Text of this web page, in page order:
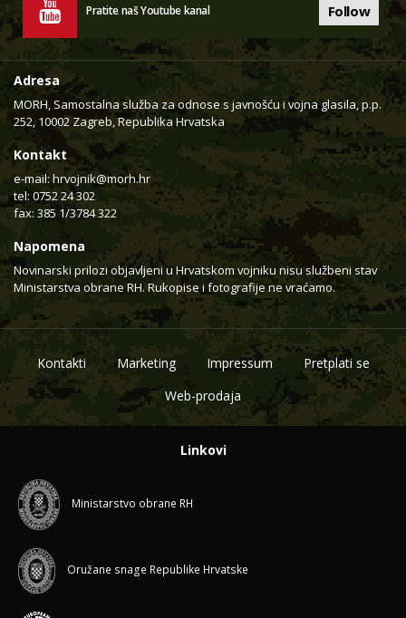
Pratite naš Youtube kanal Follow
Adresa
MORH, Samostalna služba za odnose s javnošću i vojna glasila, p.p.
252, 10002 Zagreb, Republika Hrvatska
Kontakt
e-mail: hrvojnik@morh.hr
tel: 0752 24 302
fax: 385 1/3784 322
Napomena
Novinarski prilozi objavljeni u Hrvatskom vojniku nisu službeni stav
Ministarstva obrane RH. Rukopise i fotografije ne vraćamo.
Kontakti Marketing Impressum
Pretplati se
Web-prodaja
Linkovi
Ministarstvo obrane RH
Oružane snage Republike Hrvatske